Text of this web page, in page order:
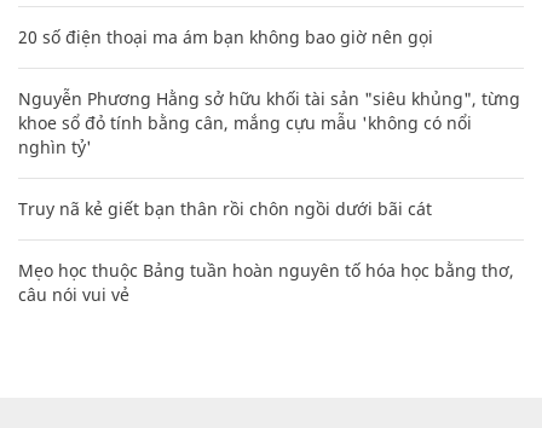
20 số điện thoại ma ám bạn không bao giờ nên gọi
Nguyễn Phương Hằng sở hữu khối tài sản "siêu khủng", từng
khoe sổ đỏ tính bằng cân, mắng cựu mẫu 'không có nổi
nghìn tỷ'
Truy nã kẻ giết bạn thân rồi chôn ngồi dưới bãi cát
Mẹo học thuộc Bảng tuần hoàn nguyên tố hóa học bằng thơ,
câu nói vui vẻ